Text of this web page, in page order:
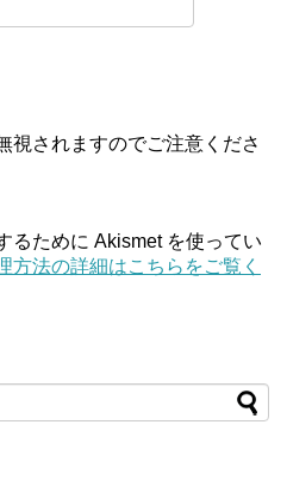
視されますのでご注意くださ
るために Akismet を使ってい
方法の詳細はこちらをご覧く